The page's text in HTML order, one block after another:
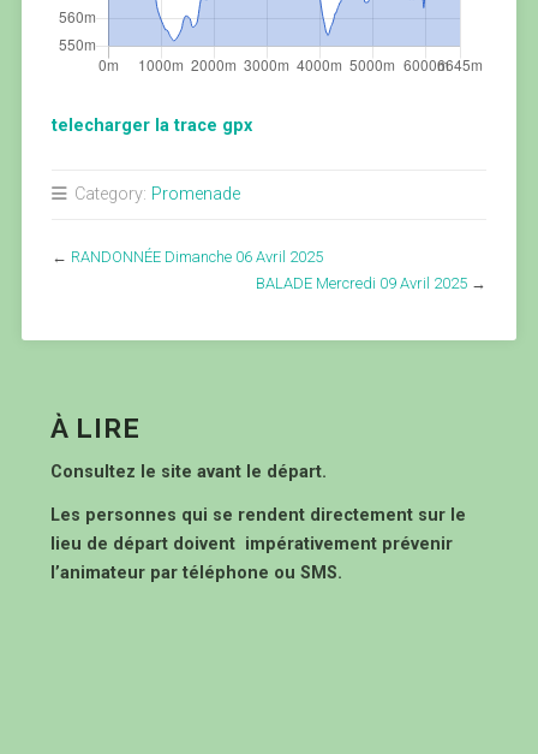
telecharger la trace gpx
Category: Promenade
← RANDONNÉE Dimanche 06 Avril 2025
BALADE Mercredi 09 Avril 2025 →
À LIRE
Consultez le site avant le départ.
Les personnes qui se rendent directement sur le
lieu de départ doivent impérativement prévenir
l’animateur par téléphone ou SMS.